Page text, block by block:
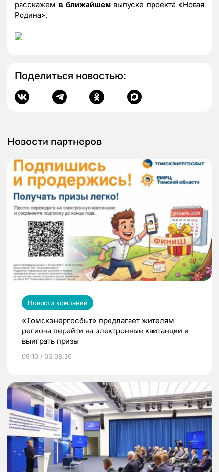
расскажем в ближайшемвыпуске проекта «Новая
Родина».
Поделиться новостью:
Новости партнеров
Новости компаний
«Томскэнергосбыт» предлагает жителям
региона перейти на электронные квитанции и
выиграть призы
09:10 / 03.08.26